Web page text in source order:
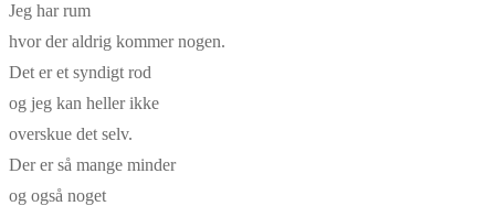
Jeg har rum
hvor der aldrig kommer nogen.
Det er et syndigt rod
og jeg kan heller ikke
overskue det selv.
Der er så mange minder
og også noget